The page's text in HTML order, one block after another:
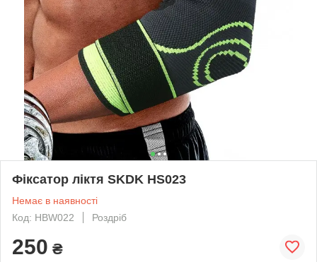
Фіксатор ліктя SKDK HS023
Немає в наявності
Код: HBW022
Роздріб
250 ₴